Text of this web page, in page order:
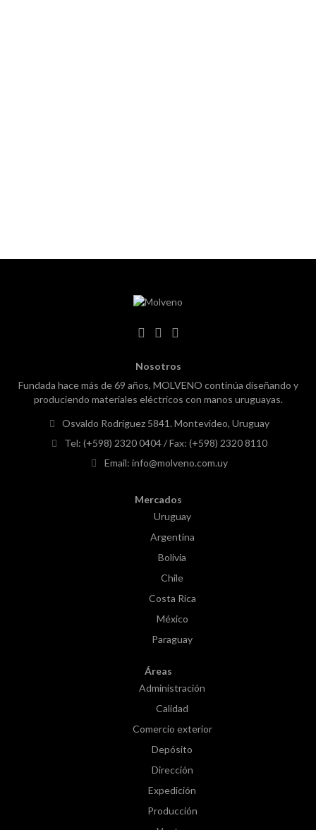
Nosotros
Fundada hace más de 69 años, MOLVENO continúa diseñando y
produciendo materiales eléctricos con manos uruguayas.
Osvaldo Rodríguez 5841. Montevideo, Uruguay
Tel: (+598) 2320 0404/ Fax: (+598) 2320 8110
Email: info@molveno.com.uy
Mercados
Uruguay
Argentina
Bolivia
Chile
Costa Rica
México
Paraguay
Áreas
Administración
Calidad
Comercio exterior
Depósito
Dirección
Expedición
Producción